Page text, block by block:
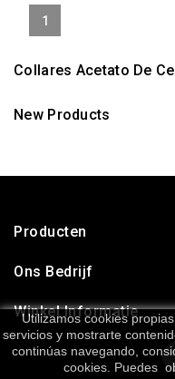
Utilizamos cookies
servicios y mostrarte
continúas navegando,
cookies. Puedes
1
Collares Acetato De
New Products
Producten
Ons Bedrijf
Winkel Informatie